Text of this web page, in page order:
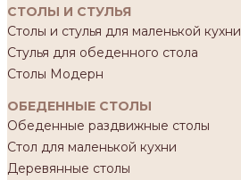
СТОЛЫ И СТУЛЬЯ
Столы и стулья для маленькой кухни
Стулья для обеденного стола
Столы Модерн
ОБЕДЕННЫЕ СТОЛЫ
Обеденные раздвижные столы
Стол для маленькой кухни
Деревянные столы